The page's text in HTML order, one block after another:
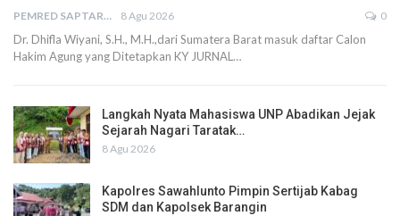
PEMRED SAPTARIUS 8 Agu 2026 0
Dr. Dhifla Wiyani, S.H., M.H.,dari Sumatera Barat masuk daftar Calon
Hakim Agung yang Ditetapkan KY JURNAL…
Langkah Nyata Mahasiswa UNP Abadikan Jejak
Sejarah Nagari Taratak…
8 Agu 2026
Kapolres Sawahlunto Pimpin Sertijab Kabag
SDM dan Kapolsek Barangin